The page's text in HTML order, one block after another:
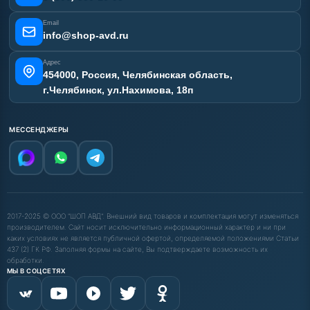
Email
info@shop-avd.ru
Адрес
454000, Россия, Челябинская область,
г.Челябинск, ул.Нахимова, 18п
МЕССЕНДЖЕРЫ
2017-2025 © ООО "ШОП АВД". Внешний вид товаров и комплектация могут изменяться
производителем. Сайт носит исключительно информационный характер и ни при
каких условиях не является публичной офертой, определяемой положениями Статьи
437 (2) ГК РФ. Заполняя формы на сайте, Вы подтверждаете возможность их
обработки.
МЫ В СОЦСЕТЯХ